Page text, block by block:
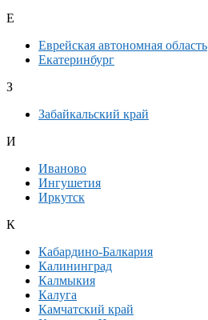
Е
Еврейская автономная область
Екатеринбург
З
Забайкальский край
И
Иваново
Ингушетия
Иркутск
К
Кабардино-Балкария
Калининград
Калмыкия
Калуга
Камчатский край